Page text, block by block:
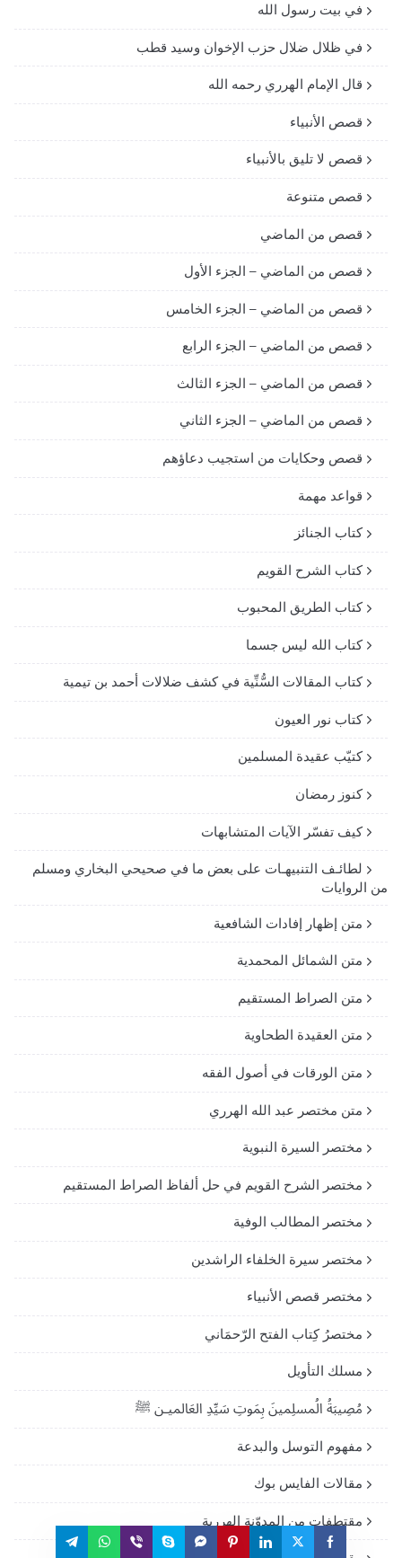
في بيت رسول الله
في ظلال ضلال حزب الإخوان وسيد قطب
قال الإمام الهرري رحمه الله
قصص الأنبياء
قصص لا تليق بالأنبياء
قصص متنوعة
قصص من الماضي
قصص من الماضي – الجزء الأول
قصص من الماضي – الجزء الخامس
قصص من الماضي – الجزء الرابع
قصص من الماضي – الجزء الثالث
قصص من الماضي – الجزء الثاني
قصص وحكايات من استجيب دعاؤهم
قواعد مهمة
كتاب الجنائز
كتاب الشرح القويم
كتاب الطريق المحبوب
كتاب الله ليس جسما
كتاب المقالات السُّنِّية في كشف ضلالات أحمد بن تيمية
كتاب نور العيون
كتيّب عقيدة المسلمين
كنوز رمضان
كيف تفسّر الآيات المتشابهات
لطائـف التنبيهـات على بعض ما في صحيحي البخاري ومسلم
من الروايات
متن إظهار إفادات الشافعية
متن الشمائل المحمدية
متن الصراط المستقيم
متن العقيدة الطحاوية
متن الورقات في أصول الفقه
متن مختصر عبد الله الهرري
مختصر السيرة النبوية
مختصر الشرح القويم في حل ألفاظ الصراط المستقيم
مختصر المطالب الوفية
مختصر سيرة الخلفاء الراشدين
مختصر قصص الأنبياء
مختصرُ كِتاب الفتح الرّحمَاني
مسلك التأويل
مُصِيبَةُ الُمسلِمينَ بِمَوتِ سَيِّدِ العَالميـن ﷺ
مفهوم التوسل والبدعة
مقالات الفايس بوك
مقتطفات من المدوّنة الهررية